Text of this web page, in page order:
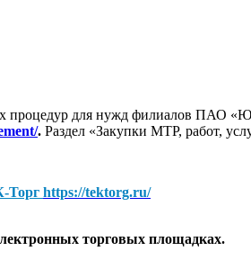
процедур для нужд филиалов ПАО
. Раздел «Закупки МТР, работ,
Торг https://tektorg.ru/
торговых площадках.